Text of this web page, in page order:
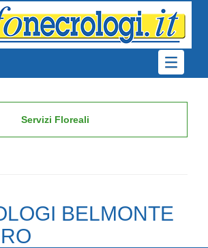
Servizi Floreali
BELMONTE